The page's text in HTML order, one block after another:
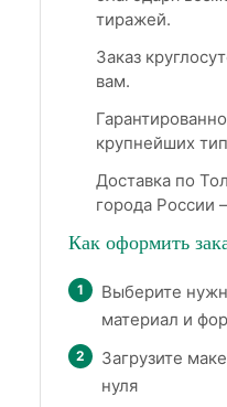
тиражей.
Заказ
вам.
крупнейших
Доставка по
города России
Как оформить
Выберите
материал и
Загрузите
нуля